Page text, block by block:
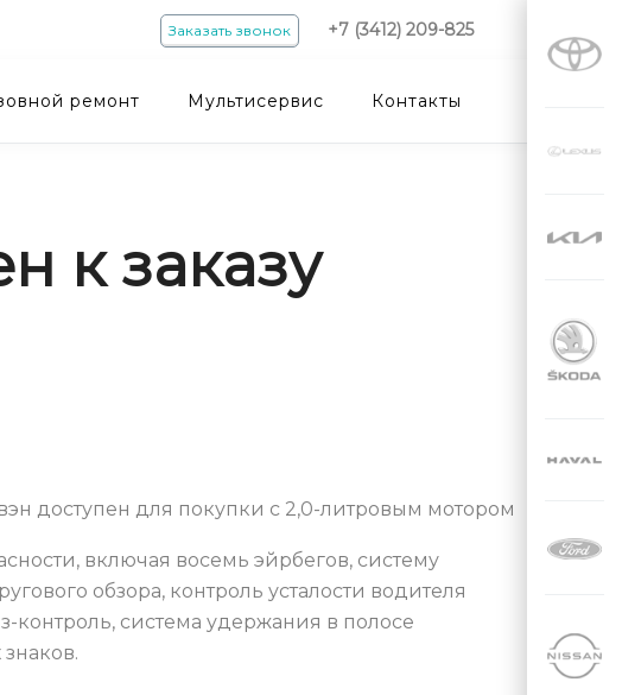
Заказать звонок +7 (3412) 209-825
ремонт Мультисервис Контакты
к заказу
доступен для покупки с 2,0-литровым мотором
включая восемь эйрбегов, систему
обзора, контроль усталости водителя
контроль, система удержания в полосе